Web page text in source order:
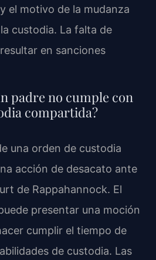
el motivo de la mudanza
custodia. La falta de
en sanciones
padre no cumple con
compartida?
una orden de custodia
acción de desacato ante
de Rappahannock. El
presentar una moción
cumplir el tiempo de
de custodia. Las